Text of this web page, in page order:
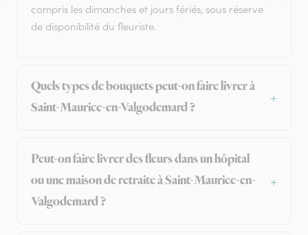
compris les dimanches et jours fériés, sous réserve
de disponibilité du fleuriste.
Quels types de bouquets peut-on faire livrer à
Saint-Maurice-en-Valgodemard ?
Peut-on faire livrer des fleurs dans un hôpital
ou une maison de retraite à Saint-Maurice-en-
Valgodemard ?